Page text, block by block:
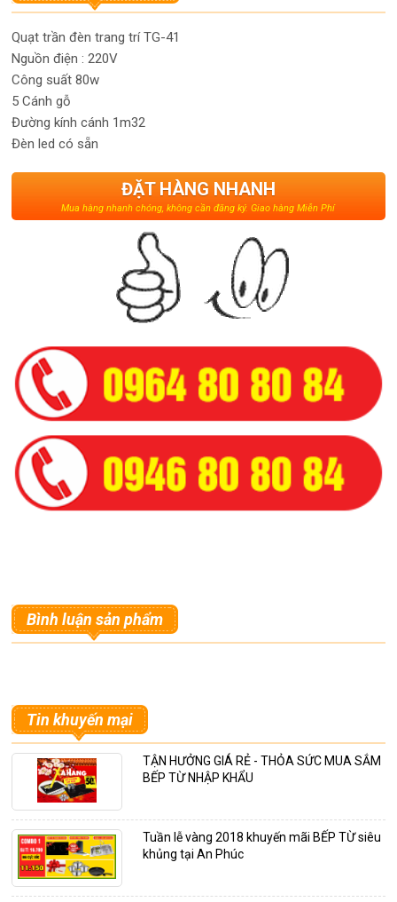
Quạt trần đèn trang trí TG-41
Nguồn điện : 220V
Công suất 80w
5 Cánh gỗ
Đường kính cánh 1m32
Đèn led có sẵn
ĐẶT HÀNG NHANH
Mua hàng nhanh chóng, không cần đăng ký. Giao hàng Miễn Phí
Bình luận sản phẩm
Tin khuyến mại
TẬN HƯỞNG GIÁ RẺ - THỎA SỨC MUA SẮM
BẾP TỪ NHẬP KHẨU
Tuần lễ vàng 2018 khuyến mãi BẾP TỪ siêu
khủng tại An Phúc